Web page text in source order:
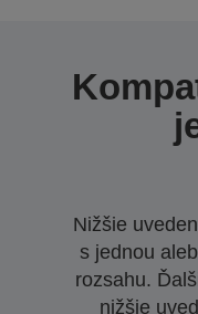
Nižšie
s jednou
rozsahu.
nižšie